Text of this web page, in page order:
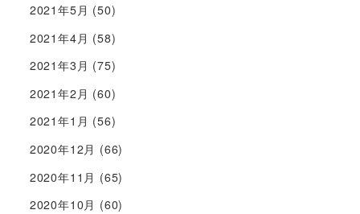
2021年5月 (50)
2021年4月 (58)
2021年3月 (75)
2021年2月 (60)
2021年1月 (56)
2020年12月 (66)
2020年11月 (65)
2020年10月 (60)